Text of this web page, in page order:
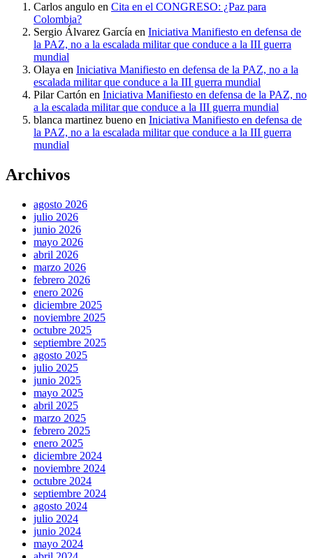
Carlos angulo en Cita en el CONGRESO: ¿Paz para
Colombia?
Sergio Álvarez García en Iniciativa Manifiesto en defensa de
la PAZ, no a la escalada militar que conduce a la III guerra
mundial
Olaya en Iniciativa Manifiesto en defensa de la PAZ, no a la
escalada militar que conduce a la III guerra mundial
Pilar Cartón en Iniciativa Manifiesto en defensa de la PAZ, no
a la escalada militar que conduce a la III guerra mundial
blanca martinez bueno en Iniciativa Manifiesto en defensa de
la PAZ, no a la escalada militar que conduce a la III guerra
mundial
Archivos
agosto 2026
julio 2026
junio 2026
mayo 2026
abril 2026
marzo 2026
febrero 2026
enero 2026
diciembre 2025
noviembre 2025
octubre 2025
septiembre 2025
agosto 2025
julio 2025
junio 2025
mayo 2025
abril 2025
marzo 2025
febrero 2025
enero 2025
diciembre 2024
noviembre 2024
octubre 2024
septiembre 2024
agosto 2024
julio 2024
junio 2024
mayo 2024